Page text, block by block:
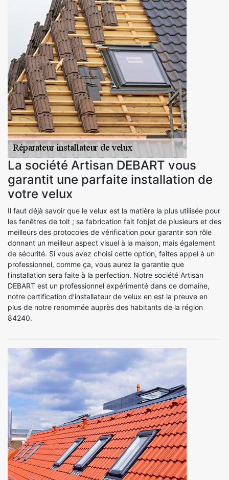
La société Artisan DEBART vous
garantit une parfaite installation de
votre velux
Il faut déjà savoir que le velux est la matière la plus utilisée pour
les fenêtres de toit ; sa fabrication fait l’objet de plusieurs et des
meilleurs des protocoles de vérification pour garantir son rôle
donnant un meilleur aspect visuel à la maison, mais également
de sécurité. Si vous avez choisi cette option, faites appel à un
professionnel, comme ça, vous aurez la garantie que
l’installation sera faite à la perfection. Notre société Artisan
DEBART est un professionnel expérimenté dans ce domaine,
notre certification d’installateur de velux en est la preuve en
plus de notre renommée auprès des habitants de la région
84240.